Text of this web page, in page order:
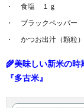
食塩 １ｇ
ブラックペッパー
かつお出汁（顆粒
🌾美味しい新米の時
『多古米』